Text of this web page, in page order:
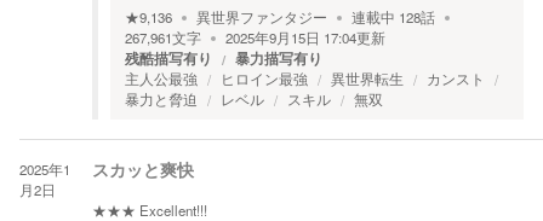
★9,136 異世界ファンタジー 連載中 128話
267,961文字 2025年9月15日 17:04更新
残酷描写有り 暴力描写有り
主人公最強 ヒロイン最強 異世界転生
カンスト
暴力と脅迫
レベル スキル 無双
2025年1
月2日
スカッと爽快
★★★ Excellent!!!